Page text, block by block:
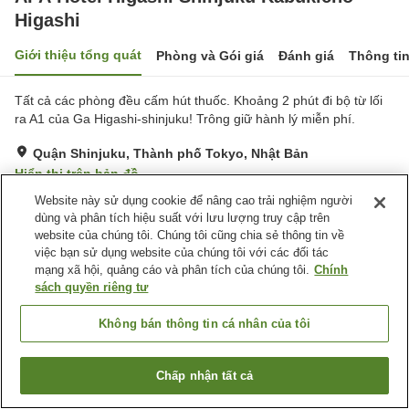
Higashi
Giới thiệu tổng quát Phòng và Gói giá Đánh giá Thông
Tất cả các phòng đều cấm hút thuốc. Khoảng 2 phút đi bộ từ lối
ra A1 của Ga Higashi-shinjuku! Trông giữ hành lý miễn phí.
Quận Shinjuku, Thành phố Tokyo, Nhật Bản
Hiển thị trên bản đồ
Rất tốt Đánh giá:127 lượt
Tiện nghi chỗ nghỉ
Spa / Salon
Trang chủ Nhật Bản Thành phố Tokyo
Quận Shinjuku
Tìm phòng trống
Website này sử dụng cookie để nâng cao trải nghiệm người
dùng và phân tích hiệu suất với lưu lượng truy cập trên
website của chúng tôi. Chúng tôi cũng chia sẻ thông tin về
việc bạn sử dụng website của chúng tôi với các đối tác
mạng xã hội, quảng cáo và phân tích của chúng tôi. Chính
sách quyền riêng tư
Không bán thông tin cá nhân của tôi
Chấp nhận tất cả